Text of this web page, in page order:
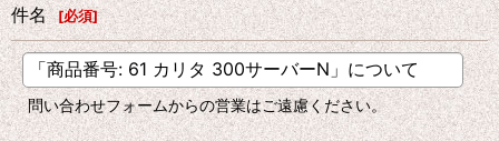
件名 [必須]
問い合わせフォームからの営業はご遠慮ください。